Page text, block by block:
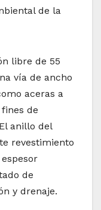
de la
libre de 55
vía de ancho
aceras a
de
anillo del
revestimiento
de
y drenaje.